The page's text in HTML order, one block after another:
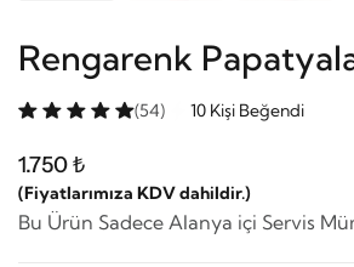
Rengarenk
(54) 10 Kişi Beğendi
1.750 ₺
(Fiyatlarımıza KDV dahildir.)
Bu Ürün Sadece Alanya içi Servis